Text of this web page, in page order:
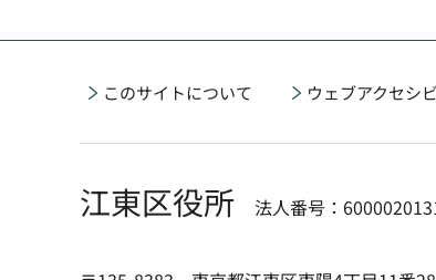
このサイトについて ウェブアクセシ
江東区役所 法人番号：